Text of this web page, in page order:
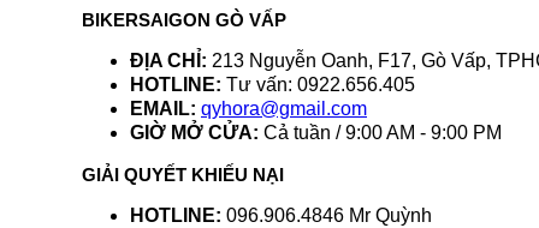
BIKERSAIGON GÒ VẤP
ĐỊA CHỈ: 213 Nguyễn Oanh, F17, Gò Vấp,
HOTLINE: Tư vấn: 0922.656.405
EMAIL: qyhora@gmail.com
GIỜ MỞ CỬA: Cả tuần / 9:00 AM - 9:00 PM
GIẢI QUYẾT KHIẾU NẠI
HOTLINE: 096.906.4846 Mr Quỳnh